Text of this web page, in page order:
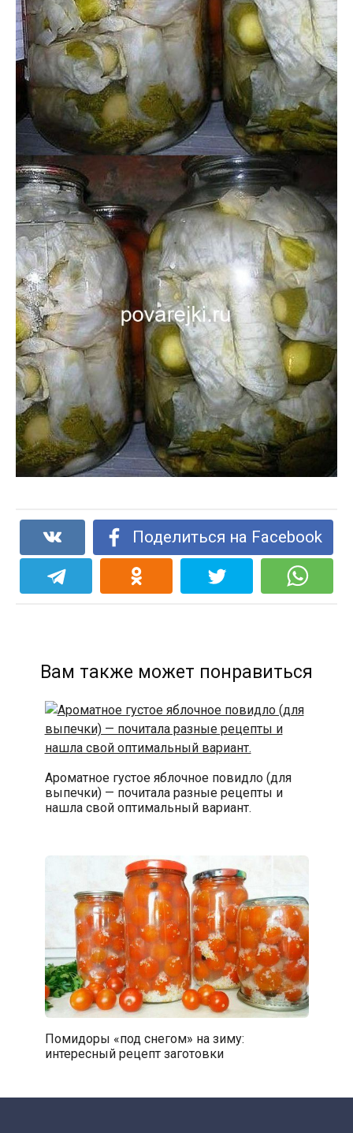
Поделиться на Facebook
Вам также может понравиться
Ароматное густое яблочное повидло (для
выпечки) — почитала разные рецепты и
нашла свой оптимальный вариант.
Помидоры «под снегом» на зиму:
интересный рецепт заготовки